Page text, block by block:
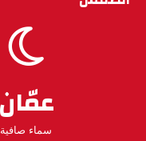
عمّان
سماء صافية